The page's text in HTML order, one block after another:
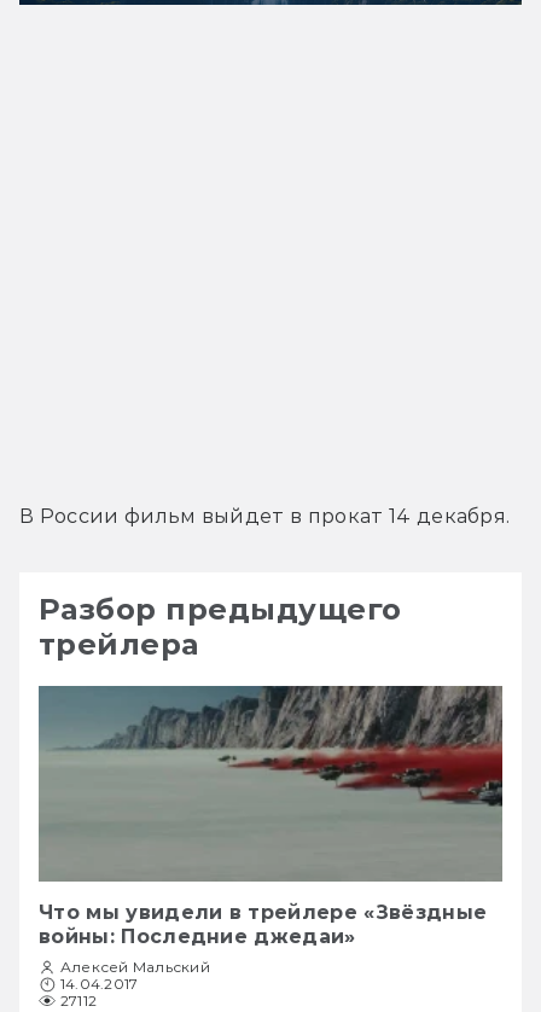
В России фильм выйдет в прокат 14 декабря.
Разбор предыдущего
трейлера
Что мы увидели в трейлере «Звёздные
войны: Последние джедаи»
Алексей Мальский
14.04.2017
27112